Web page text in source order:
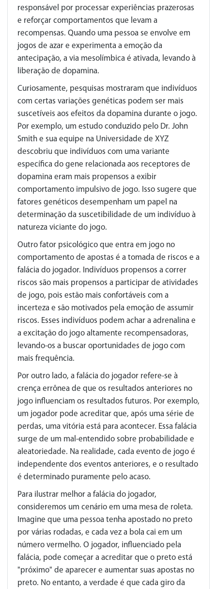
responsável por processar experiências prazerosas
e reforçar comportamentos que levam a
recompensas. Quando uma pessoa se envolve em
jogos de azar e experimenta a emoção da
antecipação, a via mesolímbica é ativada, levando à
liberação de dopamina.
Curiosamente, pesquisas mostraram que indivíduos
com certas variações genéticas podem ser mais
suscetíveis aos efeitos da dopamina durante o jogo.
Por exemplo, um estudo conduzido pelo Dr. John
Smith e sua equipe na Universidade de XYZ
descobriu que indivíduos com uma variante
específica do gene relacionada aos receptores de
dopamina eram mais propensos a exibir
comportamento impulsivo de jogo. Isso sugere que
fatores genéticos desempenham um papel na
determinação da suscetibilidade de um indivíduo à
natureza viciante do jogo.
Outro fator psicológico que entra em jogo no
comportamento de apostas é a tomada de riscos e a
falácia do jogador. Indivíduos propensos a correr
riscos são mais propensos a participar de atividades
de jogo, pois estão mais confortáveis com a
incerteza e são motivados pela emoção de assumir
riscos. Esses indivíduos podem achar a adrenalina e
a excitação do jogo altamente recompensadoras,
levando-os a buscar oportunidades de jogo com
mais frequência.
Por outro lado, a falácia do jogador refere-se à
crença errônea de que os resultados anteriores no
jogo influenciam os resultados futuros. Por exemplo,
um jogador pode acreditar que, após uma série de
perdas, uma vitória está para acontecer. Essa falácia
surge de um mal-entendido sobre probabilidade e
aleatoriedade. Na realidade, cada evento de jogo é
independente dos eventos anteriores, e o resultado
é determinado puramente pelo acaso.
Para ilustrar melhor a falácia do jogador,
consideremos um cenário em uma mesa de roleta.
Imagine que uma pessoa tenha apostado no preto
por várias rodadas, e cada vez a bola cai em um
número vermelho. O jogador, influenciado pela
falácia, pode começar a acreditar que o preto está
"próximo" de aparecer e aumentar suas apostas no
preto. No entanto, a verdade é que cada giro da